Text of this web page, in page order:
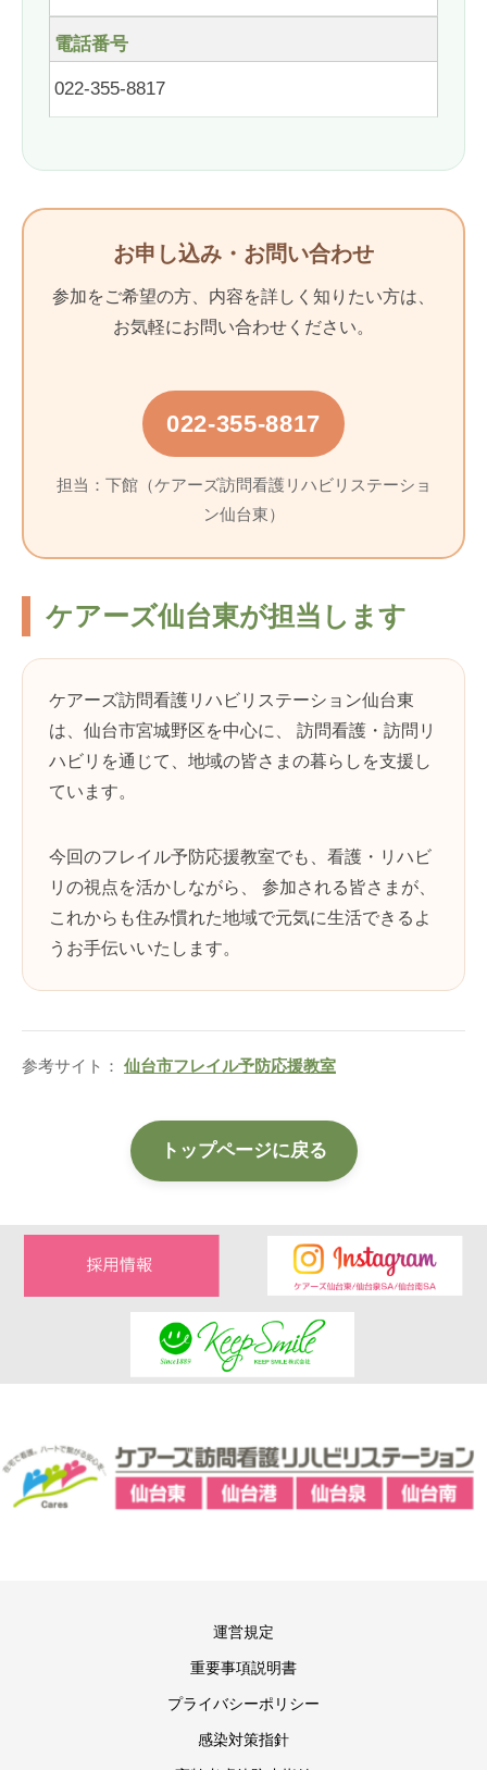
電話番号
022-355-8817
お申し込み・お問い合わせ
参加をご希望の方、内容を詳しく知りたい方は、
お気軽にお問い合わせください。
022-355-8817
担当：下館（ケアーズ訪問看護リハビリステーショ
ン仙台東）
ケアーズ仙台東が担当します
ケアーズ訪問看護リハビリステーション仙台東
は、仙台市宮城野区を中心に、 訪問看護・訪問リ
ハビリを通じて、地域の皆さまの暮らしを支援し
ています。
今回のフレイル予防応援教室でも、看護・リハビ
リの視点を活かしながら、 参加される皆さまが、
これからも住み慣れた地域で元気に生活できるよ
うお手伝いいたします。
参考サイト： 仙台市フレイル予防応援教室
トップページに戻る
運営規定
重要事項説明書
プライバシーポリシー
感染対策指針